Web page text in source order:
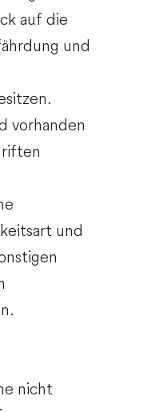
auf die
und
vorhanden
und
nicht